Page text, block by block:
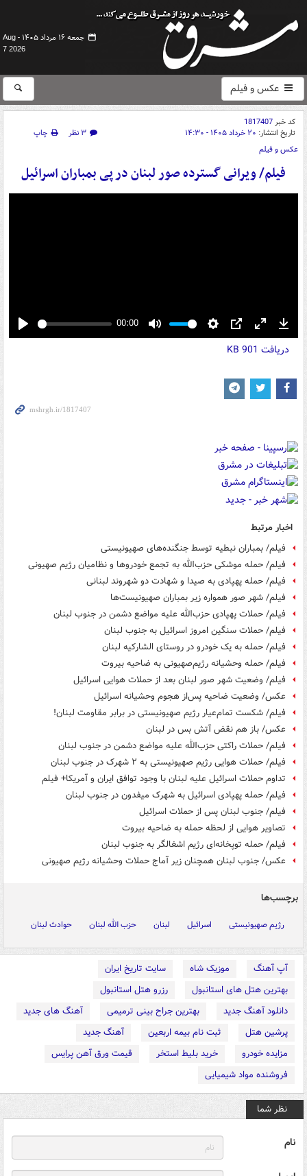
جمعه ۱۶ مرداد ۱۴۰۵ -
Aug
7 2026
عکس و فیلم
کد خبر1817407
تاریخ انتشار: ۲۰ خرداد ۱۴۰۵ - ۱۴:۳۰ ۳ نظر
چاپ
عکس و فیلم
فیلم/ ویرانی گسترده صور لبنان در پی بمباران اسرائیل
Play
00:00
Mute Settings
PIP Enter
fullscreen
دریافت 901 KB
اخبار مرتبط
فیلم/ بمباران نبطیه توسط جنگنده‌های صهیونیستی
فیلم/ حمله موشکی حزب‌الله به تجمع خودروها و نظامیان رژیم صهیونی
فیلم/ حمله پهپادی به صیدا و شهادت دو شهروند لبنانی
فیلم/ شهر صور همواره زیر بمباران صهیونیست‌ها
فیلم/ حملات پهپادی حزب‌الله علیه مواضع دشمن در جنوب لبنان
فیلم/ حملات سنگین امروز اسرائیل به جنوب لبنان
فیلم/ حمله به یک خودرو در روستای الشارکیه لبنان
فیلم/ حمله وحشیانه رژیم‌صهیونی به ضاحیه بیروت
فیلم/ وضعیت شهر صور لبنان بعد از حملات هوایی اسرائیل
عکس/ وضعیت ضاحیه پس‌از هجوم وحشیانه اسرائیل
فیلم/ شکست تمام‌عیار رژیم صهیونیستی در برابر مقاومت لبنان!
عکس/ باز هم نقض آتش بس در لبنان
فیلم/ حملات راکتی حزب‌الله علیه مواضع دشمن در جنوب لبنان
فیلم/ حملات هوایی رژیم صهیونیستی به ۲ شهرک در جنوب لبنان
تداوم حملات اسرائیل علیه لبنان با وجود توافق ایران و آمریکا+ فیلم
فیلم/ حمله پهپادی اسرائیل به شهرک میفدون در جنوب لبنان
فیلم/ جنوب لبنان پس از حملات اسرائیل
تصاویر هوایی از لحظه حمله به ضاحیه بیروت
فیلم/ حمله توپخانه‌ای رژیم اشغالگر به جنوب لبنان
عکس/ جنوب لبنان همچنان زیر آماج حملات وحشیانه رژیم صهیونی
برچسب‌ها
رژیم صهیونیستی اسرائیل لبنان حزب الله لبنان حوادث لبنان
آپ آهنگ موزیک شاه
سایت تاریخ ایران
بهترین هتل های استانبول
رزرو هتل استانبول
دانلود آهنگ جدید
بهترین جراح بینی ترمیمی
آهنگ های جدید
پرشین هتل
ثبت نام بیمه اربعین
آهنگ جدید
مزایده خودرو
خرید بلیط استخر
قیمت ورق آهن پرایس
فروشنده مواد شیمیایی
نظر شما
نام